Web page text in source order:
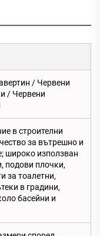
/ Червени
/ Червени
в строителни
за вътрешно и
широко използван
подови плочки,
за тоалетни,
в градини,
басейни и